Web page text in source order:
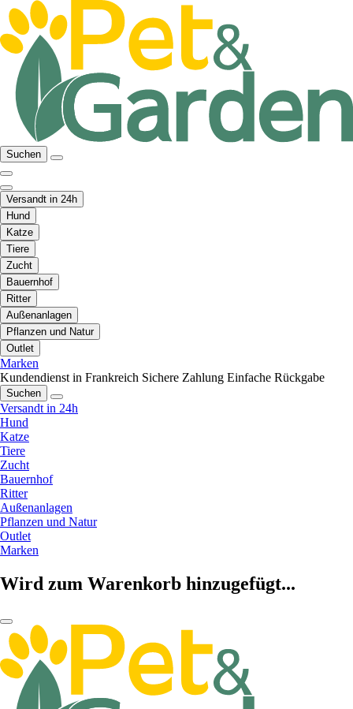
Suchen
Versandt in 24h
Hund
Katze
Tiere
Zucht
Bauernhof
Ritter
Außenanlagen
Pflanzen und Natur
Outlet
Marken
Kundendienst in Frankreich Sichere Zahlung Einfache Rückgabe
Suchen
Versandt in 24h
Hund
Katze
Tiere
Zucht
Bauernhof
Ritter
Außenanlagen
Pflanzen und Natur
Outlet
Marken
Wird zum Warenkorb hinzugefügt...